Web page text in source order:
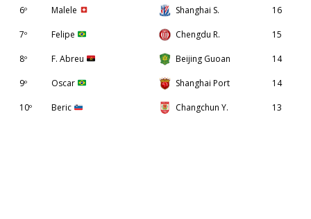
6º Malele Shanghai S. 16
7º Felipe Chengdu R. 15
8º F. Abreu Beijing Guoan 14
9º Oscar Shanghai Port 14
10º Beric Changchun Y. 13